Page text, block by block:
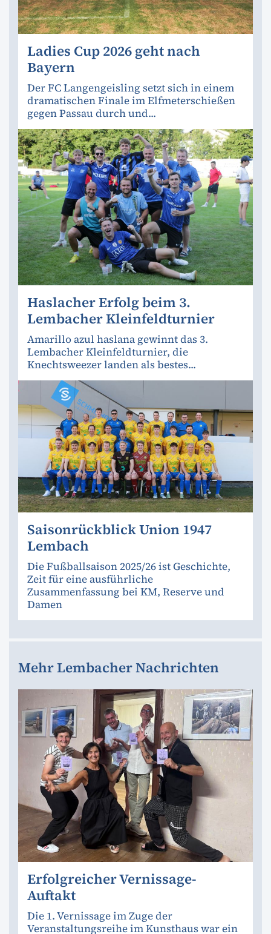
Ladies Cup 2026 geht nach
Bayern
Der FC Langengeisling setzt sich in einem
dramatischen Finale im Elfmeterschießen
gegen Passau durch und...
Haslacher Erfolg beim 3.
Lembacher Kleinfeldturnier
Amarillo azul haslana gewinnt das 3.
Lembacher Kleinfeldturnier, die
Knechtsweezer landen als bestes...
Saisonrückblick Union 1947
Lembach
Die Fußballsaison 2025/26 ist Geschichte,
Zeit für eine ausführliche
Zusammenfassung bei KM, Reserve und
Damen
Mehr Lembacher Nachrichten
Erfolgreicher Vernissage-
Auftakt
Die 1. Vernissage im Zuge der
Veranstaltungsreihe im Kunsthaus war ein